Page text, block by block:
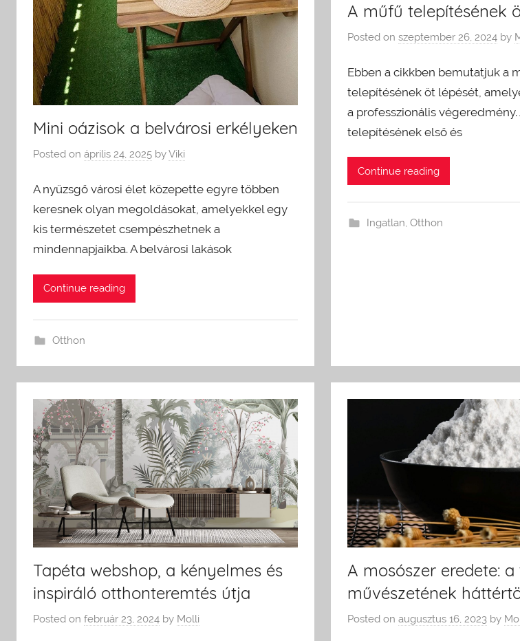
Mini oázisok a belvárosi erkélyeken
Posted on április 24, 2025 byViki
A nyüzsgő városi élet közepette egyre többen
keresnek olyan megoldásokat, amelyekkel egy
kis természetet csempészhetnek a
mindennapjaikba. A belvárosi lakások
Continue reading
Otthon
A műfű telepítésének
Posted onszeptember 26, 2024 by
Ebben a cikkben bemutatjuk a
telepítésének öt lépését,
a professzionális
telepítésének első és
Continue reading
Ingatlan, Otthon
Tapéta webshop, a kényelmes és
inspiráló otthonteremtés útja
Posted on február 23, 2024 by Molli
A mosószer eredete:
művészetének
Posted onaugusztus 16, 2023 by